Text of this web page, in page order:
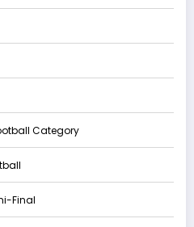
Category
Final